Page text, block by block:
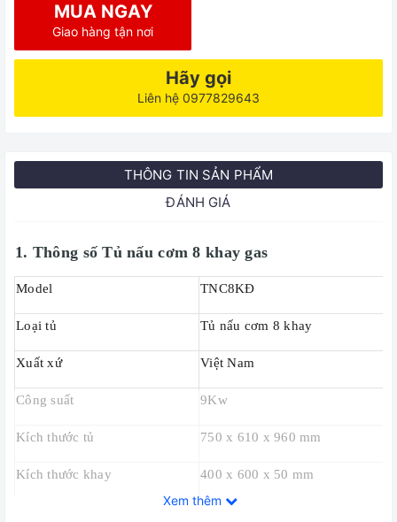
MUA NGAY
Giao hàng tận nơi
Hãy gọi
Liên hệ 0977829643
THÔNG TIN SẢN PHẨM
ĐÁNH GIÁ
1. Thông số Tủ nấu cơm 8 khay gas
Model TNC8KĐ
Loại tủ Tủ nấu cơm 8 khay
Xuất xứ Việt Nam
Công suất 9Kw
Kích thước tủ 750 x 610 x 960 mm
Kích thước khay 400 x 600 x 50 mm
Xem thêm